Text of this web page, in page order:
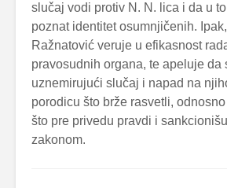
slučaj vodi protiv N. N. lica i da u
poznat identitet osumnjičenih.
Ražnatović veruje u efikasnost
pravosudnih organa, te apeluje da
uznemirujući slučaj i napad na
porodicu što brže rasvetli,
što pre privedu pravdi i
zakonom.